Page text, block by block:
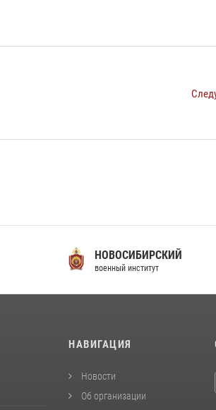
НОВОСИБИРСКИЙ
военный институт
НАВИГАЦИЯ
Новости
Об организации